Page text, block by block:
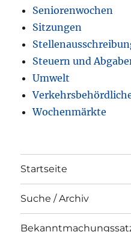
Seniorenwochen
Sitzungen
Steuern und
Umwelt
Wochenmärkte
Startseite
Suche / Archiv